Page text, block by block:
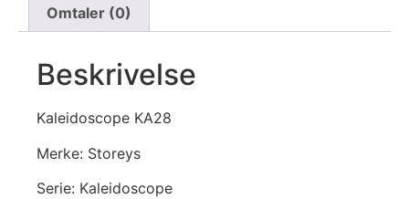
Omtaler (0)
Beskrivelse
Kaleidoscope KA28
Merke: Storeys
Serie: Kaleidoscope